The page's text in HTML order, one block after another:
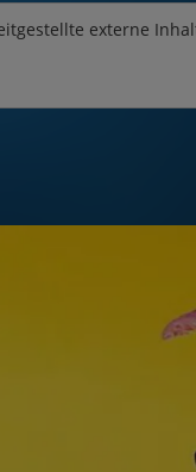
externe